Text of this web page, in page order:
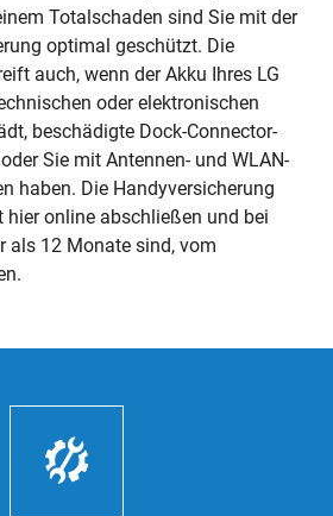
Totalschaden sind Sie mit der
optimal geschützt. Die
auch, wenn der Akku Ihres LG
oder elektronischen
beschädigte Dock-Connector-
Sie mit Antennen- und WLAN-
haben. Die Handyversicherung
hier online abschließen und bei
als 12 Monate sind, vom